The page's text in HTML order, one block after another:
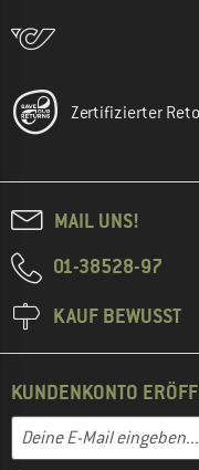
Zertifizierter
MAIL UNS!
01-38528-97
KAUF BEWUSST
KUNDENKONTO
E-Mail-Adresse
Gib hier deine E-Mail-